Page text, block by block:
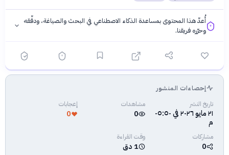
أُعدّ هذا المحتوى بمساعدة الذكاء الاصطناعي في البحث والصياغة، ودقّقه
وحرّره فريقنا.
فلسفتنا المعرفية·سياسة الذكاء الاصطناعيإحصاءات المنشور
تاريخ النشر
٢١ مايو ٢٠٢٦ في ٠٥:٥٠
م
مشاهدات
0
إعجابات
0
مشاركات
0
وقت القراءة
1 دق